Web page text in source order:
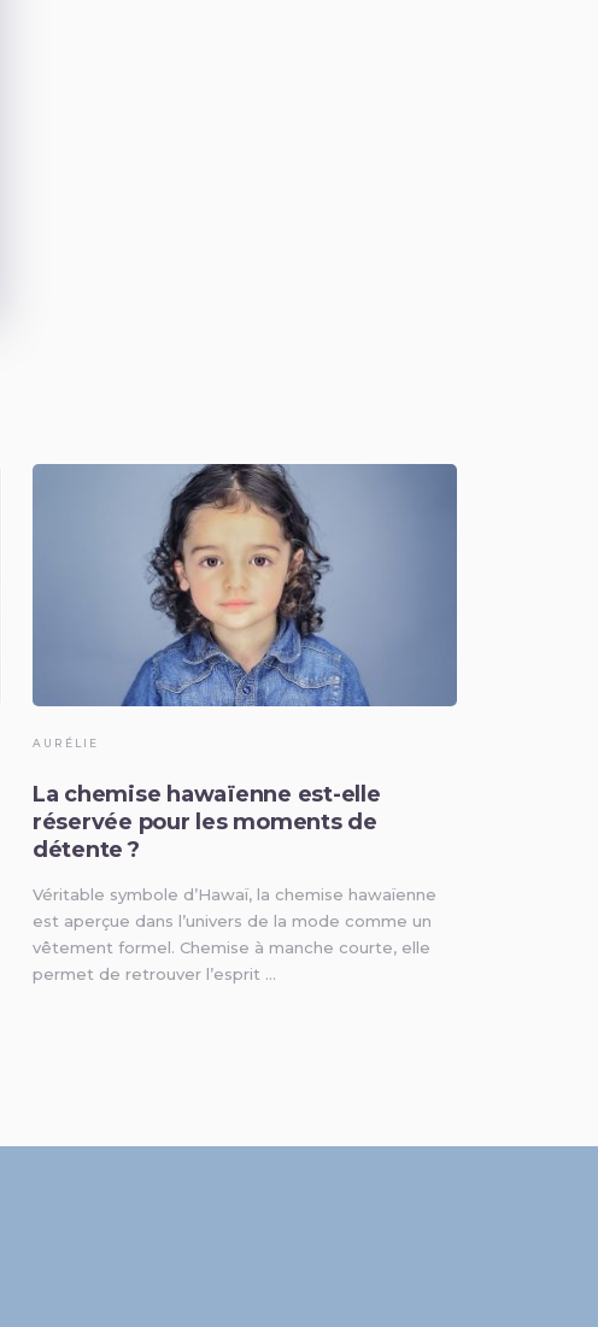
AURÉLIE
La chemise hawaïenne est-elle
réservée pour les moments de
détente ?
Véritable symbole d’Hawaï, la chemise hawaïenne
est aperçue dans l’univers de la mode comme un
vêtement formel. Chemise à manche courte, elle
permet de retrouver l’esprit …